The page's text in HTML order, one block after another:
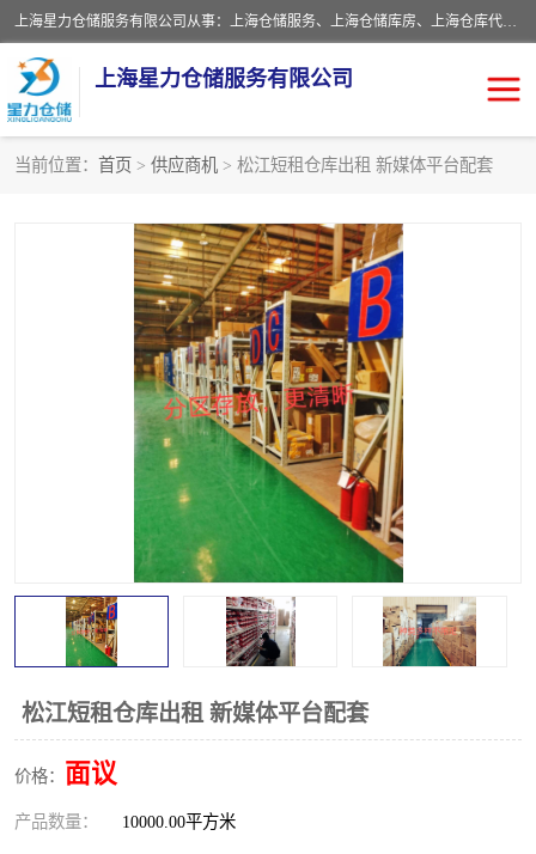
上海星力仓储服务有限公司从事：上海仓储服务、上海仓储库房、上海仓库代运营、上海仓库对外出租、上海仓库外包、上海三方仓储、上海电商仓储代发、上海电商代发货仓库、上海托管仓库、上海仓储配送。上海星力仓储服务有限公司现在拥有100个分仓、10万余平方的标准库房，精炼员工几百名，与几千家客户合作，公司已跻身上海仓储行业前列。欢迎来电咨询！
上海星力仓储服务有限公司
当前位置： 首页 > 供应商机 > 松江短租仓库出租 新媒体平台配套
松江短租仓库出租 新媒体平台配套
价格： 面议
产品数量： 10000.00平方米
上海仓储配送 上海仓库外包
上海仓库代运营 上海托管仓库
上海第三方仓储 上海仓储服务
上海电商代发货仓库
上海托管仓库